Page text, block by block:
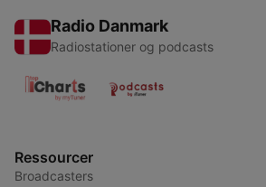
Radio Danmark
Radiostationer og podcasts
Ressourcer
Broadcasters